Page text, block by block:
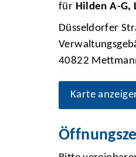
für Hilden A-G,
Düsseldorfer
40822
Karte